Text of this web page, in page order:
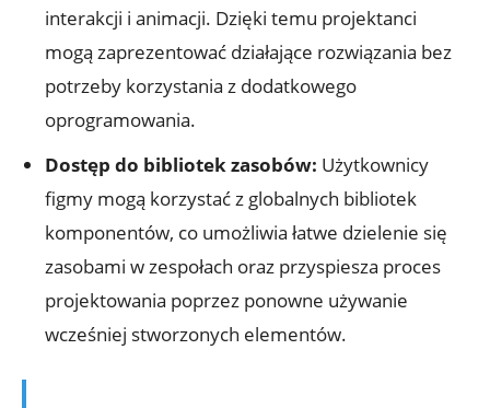
interakcji i animacji. Dzięki temu projektanci
mogą ​zaprezentować działające rozwiązania‌ bez
⁣potrzeby ⁤korzystania z ⁢dodatkowego
oprogramowania.
Dostęp ⁣do ‍bibliotek‌ zasobów: Użytkownicy
figmy mogą korzystać z globalnych bibliotek
komponentów, co ⁢umożliwia łatwe dzielenie się
zasobami w⁤ zespołach ⁢oraz‌ przyspiesza ⁣proces
projektowania⁢ poprzez ponowne ⁢używanie
wcześniej stworzonych​ elementów.